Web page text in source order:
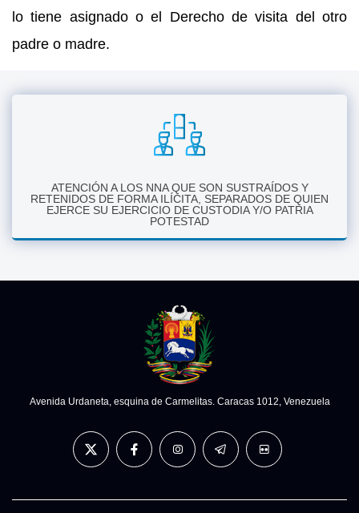
lo tiene asignado o el Derecho de visita del otro
padre o madre.
ATENCIÓN A LOS NNA QUE SON SUSTRAÍDOS Y
RETENIDOS DE FORMA ILÍCITA, SEPARADOS DE QUIEN
EJERCE SU EJERCICIO DE CUSTODIA Y/O PATRIA
POTESTAD
Avenida Urdaneta, esquina de Carmelitas. Caracas 1012, Venezuela